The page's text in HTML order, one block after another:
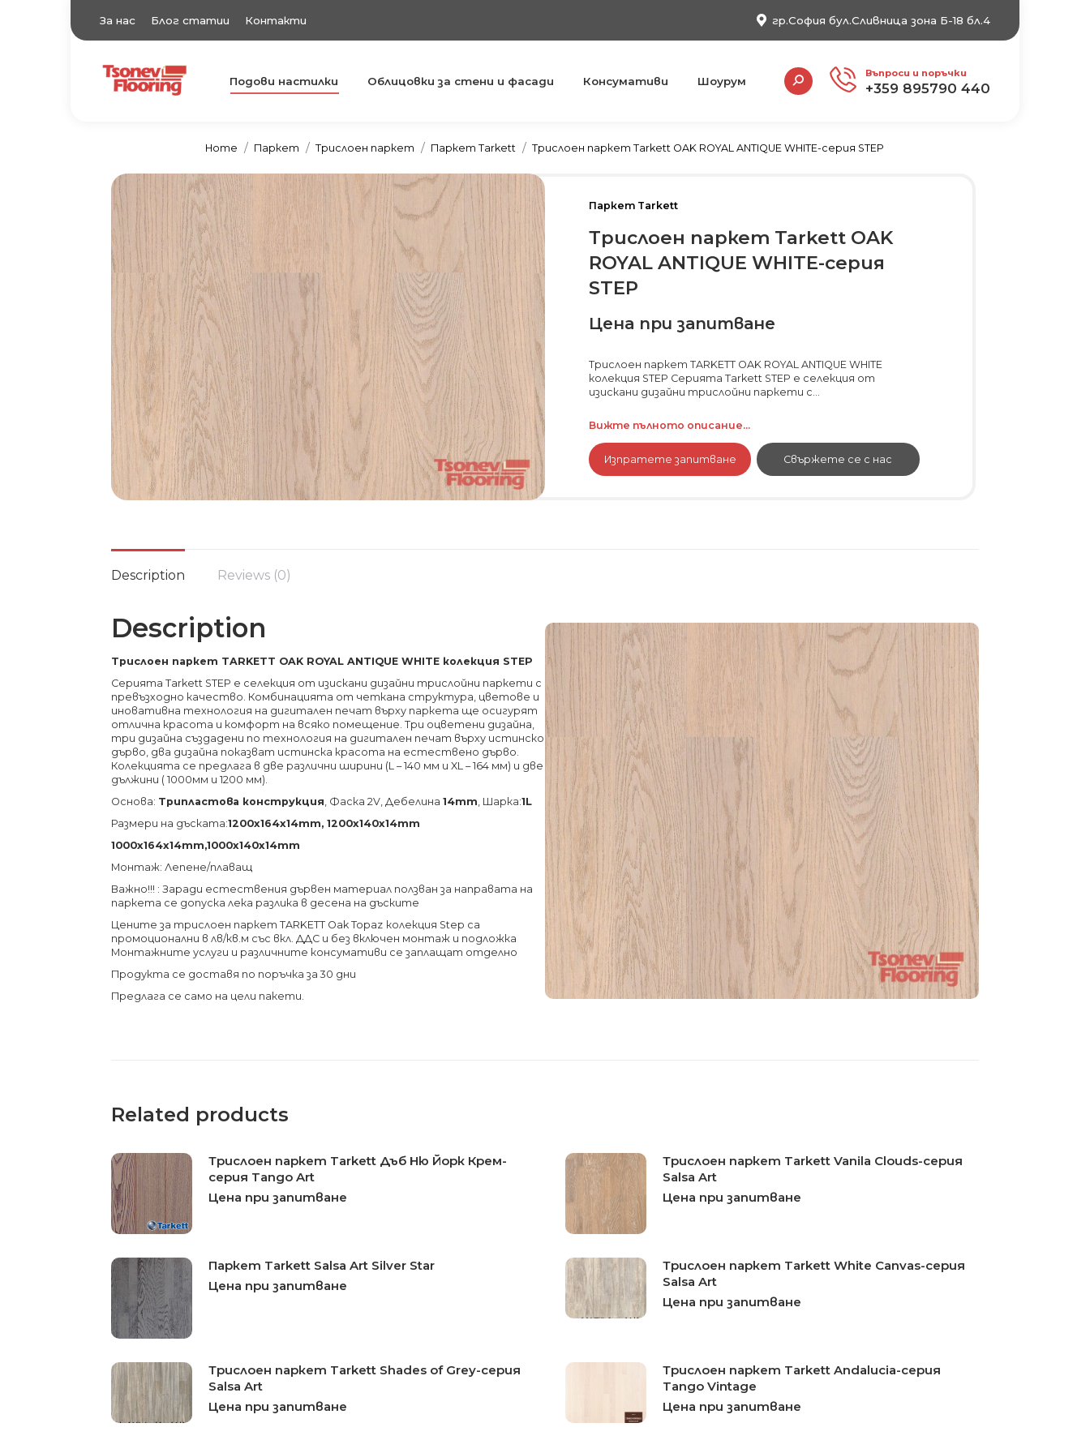
За нас Блог статии Контакти гр.София бул.Сливница зона Б-18 бл.4
TsonevFlooring
Подови настилки Подови настилки Облицовки за стени и фасади Консумативи Шоурум
Search: Въпроси и поръчки
+359 895790 440
You are here:
Home Паркет Трислоен паркет Паркет Tarkett Трислоен паркет Tarkett OAK ROYAL ANTIQUE WHITE-серия STEP
Паркет Tarkett
Трислоен паркет Tarkett OAK
ROYAL ANTIQUE WHITE-серия
STEP
Цена при запитване
Трислоен паркет TARKETT OAK ROYAL ANTIQUE WHITE
колекция STEP Серията Tarkett STEP е селекция от
изискани дизайни трислойни паркети с...
Вижте пълното описание...
Изпратете запитване Свържете се с нас
Description Reviews (0)
Description
Трислоен паркет TARKETT OAK ROYAL ANTIQUE WHITE колекция STEP
Серията Tarkett STEP е селекция от изискани дизайни трислойни паркети с
превъзходно качество. Комбинацията от четкана структура, цветове и
иновативна технология на дигитален печат върху паркета ще осигурят
отлична красота и комфорт на всяко помещение. Три оцветени дизайна,
три дизайна създадени по технология на дигитален печат върху истинско
дърво, два дизайна показват истинска красота на естествено дърво.
Колекцията се предлага в две различни ширини (L – 140 мм и XL – 164 мм) и две
дължини ( 1000мм и 1200 мм).
Основа: Трипластова конструкция, Фаска 2V, Дебелина14mm, Шарка:1L
Размери на дъската:1200х164х14mm, 1200х140х14mm
1000х164х14mm,1000х140х14mm
Монтаж: Лепене/плаващ
Важно!!! : Заради естествения дървен материал ползван за направата на
паркета се допуска лека разлика в десена на дъските
Цените за трислоен паркет TARKETT Oak Topaz колекция Step са
промоционални в лв/кв.м със вкл. ДДС и без включен монтаж и подложка
Монтажните услуги и различните консумативи се заплащат отделно
Продукта се доставя по поръчка за 30 дни
Предлага се само на цели пакети.
Related products
Трислоен паркет Tarkett Дъб Ню Йорк Крем-
серия Tango Art
Цена при запитване
Трислоен паркет Tarkett Vanila Clouds-серия
Salsa Art
Цена при запитване
Паркет Tarkett Salsa Art Silver Star
Цена при запитване
Трислоен паркет Tarkett White Canvas-серия
Salsa Art
Цена при запитване
Трислоен паркет Tarkett Shades of Grey-серия
Salsa Art
Цена при запитване
Трислоен паркет Tarkett Andalucia-серия
Tango Vintage
Цена при запитване